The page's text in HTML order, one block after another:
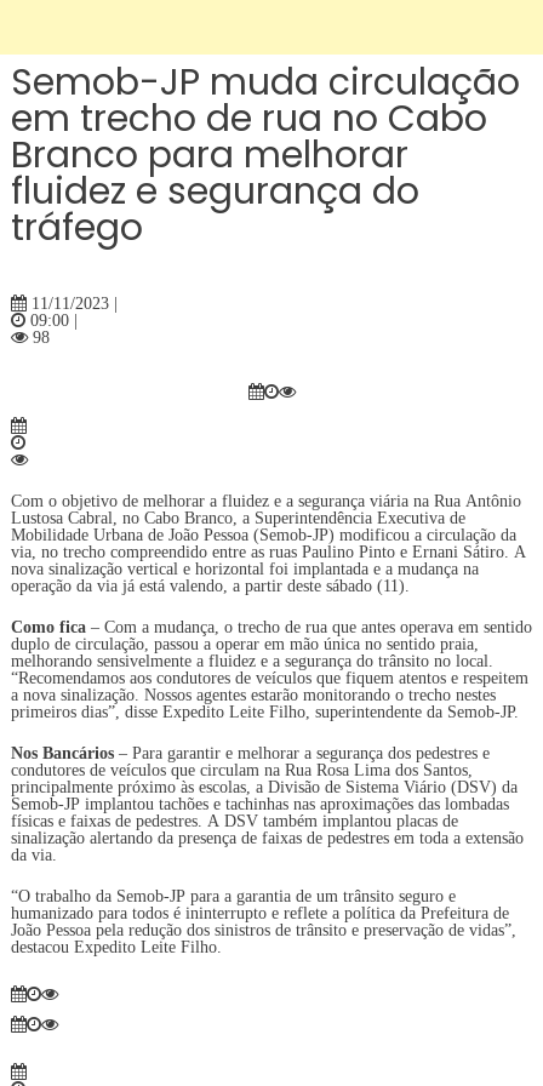
Semob-JP muda circulação
em trecho de rua no Cabo
Branco para melhorar
fluidez e segurança do
tráfego
11/11/2023 |
09:00 |
98
Com o objetivo de melhorar a fluidez e a segurança viária na Rua Antônio
Lustosa Cabral, no Cabo Branco, a Superintendência Executiva de
Mobilidade Urbana de João Pessoa (Semob-JP) modificou a circulação da
via, no trecho compreendido entre as ruas Paulino Pinto e Ernani Sátiro. A
nova sinalização vertical e horizontal foi implantada e a mudança na
operação da via já está valendo, a partir deste sábado (11).
Como fica– Com a mudança, o trecho de rua que antes operava em sentido
duplo de circulação, passou a operar em mão única no sentido praia,
melhorando sensivelmente a fluidez e a segurança do trânsito no local.
“Recomendamos aos condutores de veículos que fiquem atentos e respeitem
a nova sinalização. Nossos agentes estarão monitorando o trecho nestes
primeiros dias”, disse Expedito Leite Filho, superintendente da Semob-JP.
Nos Bancários– Para garantir e melhorar a segurança dos pedestres e
condutores de veículos que circulam na Rua Rosa Lima dos Santos,
principalmente próximo às escolas, a Divisão de Sistema Viário (DSV) da
Semob-JP implantou tachões e tachinhas nas aproximações das lombadas
físicas e faixas de pedestres. A DSV também implantou placas de
sinalização alertando da presença de faixas de pedestres em toda a extensão
da via.
“O trabalho da Semob-JP para a garantia de um trânsito seguro e
humanizado para todos é ininterrupto e reflete a política da Prefeitura de
João Pessoa pela redução dos sinistros de trânsito e preservação de vidas”,
destacou Expedito Leite Filho.